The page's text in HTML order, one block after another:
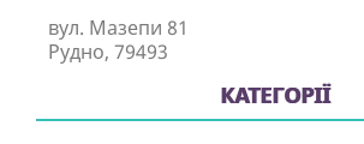
вул. Мазепи 81
Рудно, 79493
КАТЕГОРІЇ